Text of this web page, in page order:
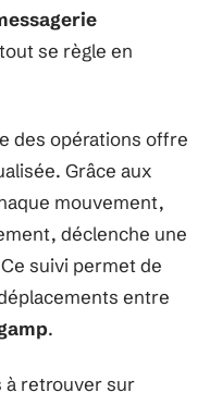
se règle en
des opérations offre
Grâce aux
mouvement,
déclenche une
suivi permet de
entre
.
à retrouver sur